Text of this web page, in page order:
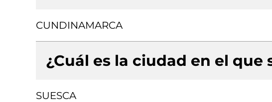
CUNDINAMARCA
¿Cuál es la ciudad en el que
SUESCA